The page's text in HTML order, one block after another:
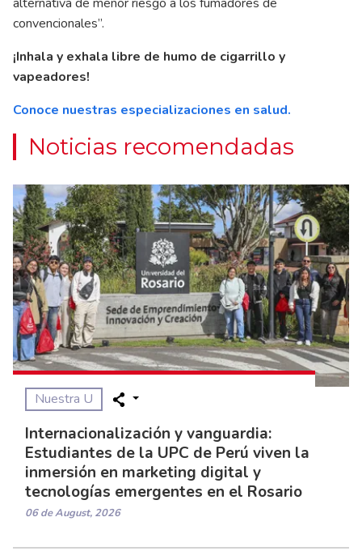
convencionales”.
¡Inhala y exhala libre de humo de cigarrillo y
vapeadores!
Conoce nuestras especializaciones en salud.
Noticias recomendadas
Nuestra U
Internacionalización y vanguardia:
Estudiantes de la UPC de Perú viven la
inmersión en marketing digital y
tecnologías emergentes en el Rosario
06 de August, 2026